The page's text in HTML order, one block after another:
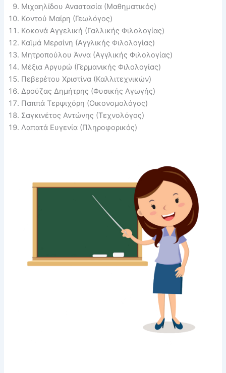
Μιχαηλίδου Αναστασία (Μαθηματικός)
Κοντού Μαίρη (Γεωλόγος)
Κοκονά Αγγελική (Γαλλικής Φιλολογίας)
Καϊμά Μερσίνη (Αγγλικής Φιλολογίας)
Μητροπούλου Άννα (Αγγλικής Φιλολογίας)
Μέξια Αργυρώ (Γερμανικής Φιλολογίας)
Πεβερέτου Χριστίνα (Καλλιτεχνικών)
Δρούζας Δημήτρης (Φυσικής Αγωγής)
Παππά Τερψιχόρη (Οικονομολόγος)
Σαγκινέτος Αντώνης (Τεχνολόγος)
Λαπατά Ευγενία (Πληροφορικός)